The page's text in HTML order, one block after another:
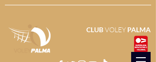
CLUBVOLEY PALMA